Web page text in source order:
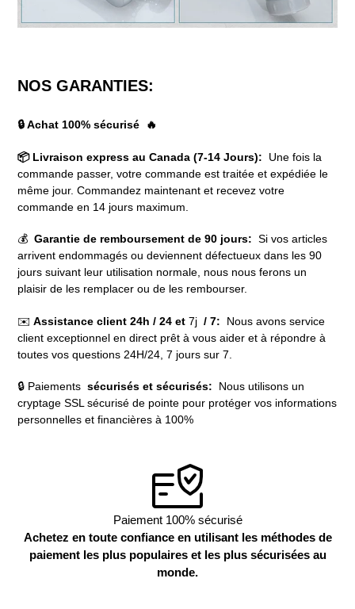
NOS GARANTIES:
🔒 Achat 100% sécurisé 🔥
📦 Livraison express au Canada (7-14 Jours):
Une fois la
commande passer, votre commande est traitée et expédiée le
même jour. Commandez maintenant et recevez votre
commande en 14 jours maximum.
💰 Garantie de remboursement de 90 jours: Si vos articles
arrivent endommagés ou deviennent défectueux dans les 90
jours suivant leur utilisation normale, nous nous ferons un
plaisir de les remplacer ou de les rembourser.
✉️ Assistance client 24h / 24 et 7j / 7:
Nous avons service
client exceptionnel en direct prêt à vous aider et à répondre à
toutes vos questions 24H/24, 7 jours sur 7.
🔒 Paiements sécurisés et sécurisés: Nous utilisons un
cryptage SSL sécurisé de pointe pour protéger vos informations
personnelles et financières à 100%
Paiement 100% sécurisé
Achetez en toute confiance en utilisant les méthodes de
paiement les plus populaires et les plus sécurisées au
monde.